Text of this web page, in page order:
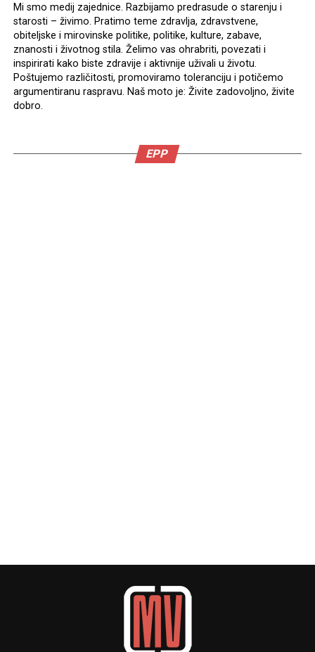
Mi smo medij zajednice. Razbijamo predrasude o starenju i
starosti – živimo. Pratimo teme zdravlja, zdravstvene,
obiteljske i mirovinske politike, politike, kulture, zabave,
znanosti i životnog stila. Želimo vas ohrabriti, povezati i
inspirirati kako biste zdravije i aktivnije uživali u životu.
Poštujemo različitosti, promoviramo toleranciju i potičemo
argumentiranu raspravu. Naš moto je: Živite zadovoljno, živite
dobro.
EPP